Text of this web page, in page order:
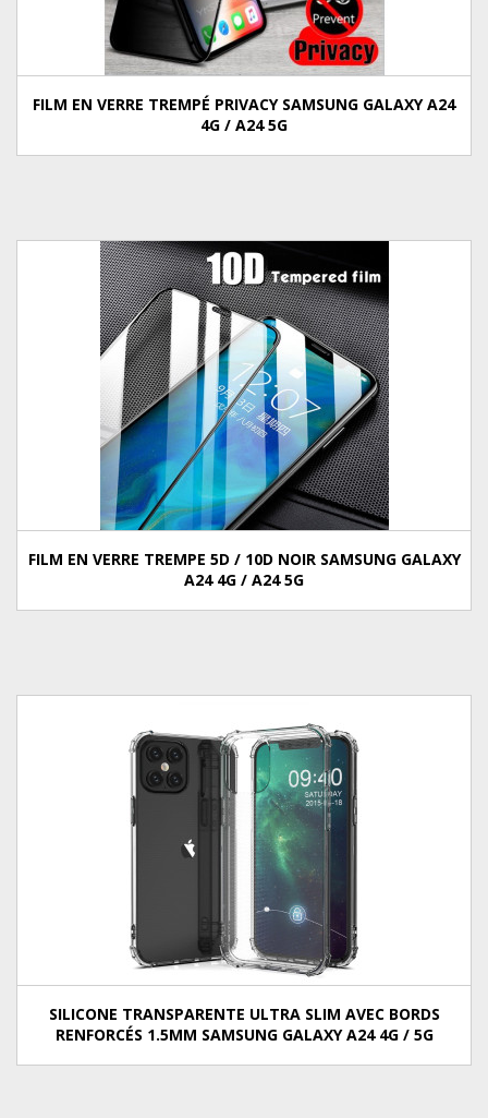
FILM EN VERRE TREMPÉ PRIVACY SAMSUNG GALAXY A24
4G / A24 5G
FILM EN VERRE TREMPE 5D / 10D NOIR SAMSUNG GALAXY
A24 4G / A24 5G
SILICONE TRANSPARENTE ULTRA SLIM AVEC BORDS
RENFORCÉS 1.5MM SAMSUNG GALAXY A24 4G / 5G